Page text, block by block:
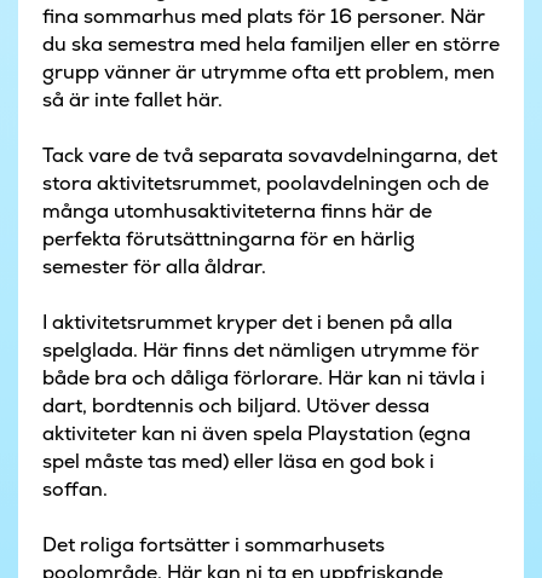
fina sommarhus med plats för 16 personer. När
du ska semestra med hela familjen eller en större
grupp vänner är utrymme ofta ett problem, men
så är inte fallet här.
Tack vare de två separata sovavdelningarna, det
stora aktivitetsrummet, poolavdelningen och de
många utomhusaktiviteterna finns här de
perfekta förutsättningarna för en härlig
semester för alla åldrar.
I aktivitetsrummet kryper det i benen på alla
spelglada. Här finns det nämligen utrymme för
både bra och dåliga förlorare. Här kan ni tävla i
dart, bordtennis och biljard. Utöver dessa
aktiviteter kan ni även spela Playstation (egna
spel måste tas med) eller läsa en god bok i
soffan.
Det roliga fortsätter i sommarhusets
poolområde. Här kan ni ta en uppfriskande